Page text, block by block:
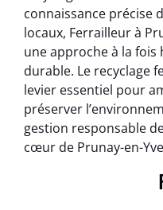
connaissance précise
locaux, Ferrailleur à
une approche à la fois
durable. Le recyclage
levier essentiel pour
préserver
gestion responsable
cœur de Prunay-en-